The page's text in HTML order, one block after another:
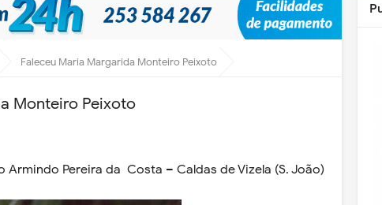
Faleceu Maria Margarida Monteiro Peixoto
Monteiro Peixoto
Armindo Pereira da Costa – Caldas de Vizela (S. João)